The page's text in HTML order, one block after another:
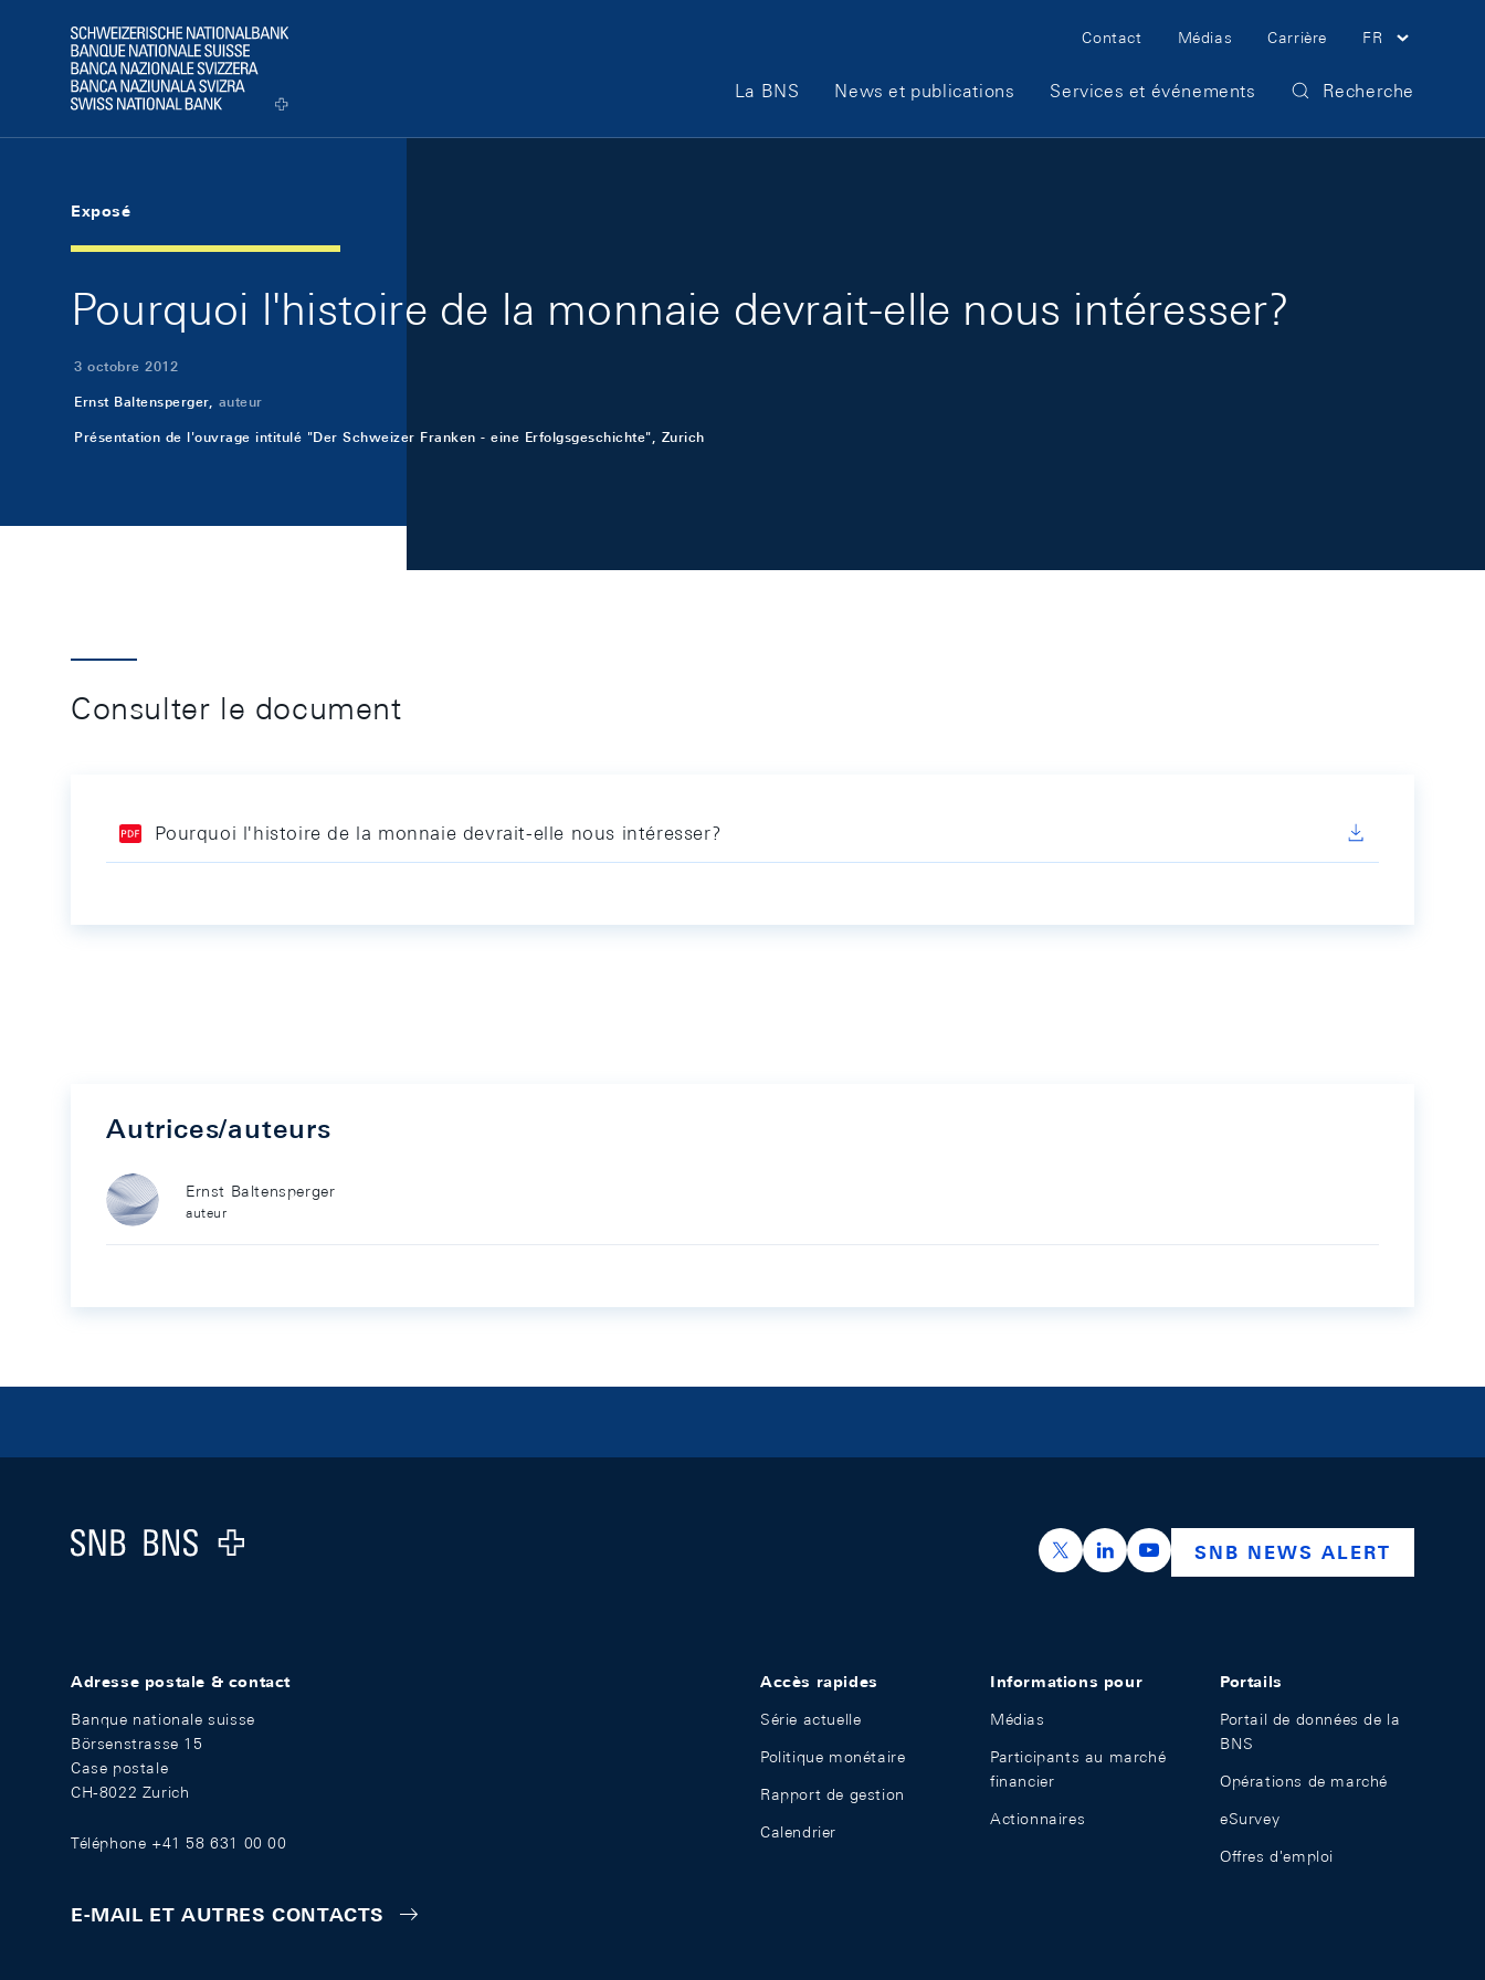
Logo
Meta Navigation
Contact Médias Carrière FR
Main Navigation
La BNS News et publications Services et événements Recherche
Exposé
Pourquoi l'histoire de la monnaie devrait-elle nous intéresser?
3 octobre 2012
Ernst Baltensperger, auteur
Présentation de l'ouvrage intitulé "Der Schweizer Franken - eine Erfolgsgeschichte", Zurich
Consulter le document
Pourquoi l'histoire de la monnaie devrait-elle nous intéresser?
Autrices/auteurs
Ernst Baltensperger
auteur
Logo
https://x.com/snb_bns
https://ch.linkedin.com/company/swiss-
https://www.youtube.com/
SNB NEWS ALERT
Adresse postale & contact
Banque nationale suisse
Börsenstrasse 15
Case postale
CH-8022 Zurich
Téléphone +41 58 631 00 00
E-MAIL ET AUTRES CONTACTS
Accès rapides
Série actuelle
Politique monétaire
Rapport de gestion
Calendrier
Informations pour
Médias
Participants au marché
financier
Actionnaires
Portails
Portail de données de la
BNS
Opérations de marché
eSurvey
Offres d'emploi